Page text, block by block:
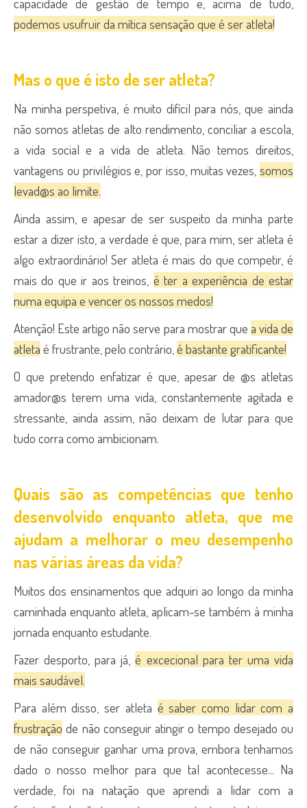
podemos usufruir da mítica sensação que é ser atleta!
Mas o que é isto de ser atleta?
Na minha perspetiva, é muito difícil para nós, que ainda
não somos atletas de alto rendimento, conciliar a escola,
a vida social e a vida de atleta. Não temos direitos,
vantagens ou privilégios e, por isso, muitas vezes, somos
levad@s ao limite.
Ainda assim, e apesar de ser suspeito da minha parte
estar a dizer isto, a verdade é que, para mim, ser atleta é
algo extraordinário! Ser atleta é mais do que competir, é
mais do que ir aos treinos, é ter a experiência de estar
numa equipa e vencer os nossos medos!
Atenção! Este artigo não serve para mostrar que a vida de
atleta é frustrante, pelo contrário, é bastante gratificante!
O que pretendo enfatizar é que, apesar de @s atletas
amador@s terem uma vida, constantemente agitada e
stressante, ainda assim, não deixam de lutar para que
tudo corra como ambicionam.
Quais são as competências que tenho
desenvolvido enquanto atleta, que me
ajudam a melhorar o meu desempenho
nas várias áreas da vida?
Muitos dos ensinamentos que adquiri ao longo da minha
caminhada enquanto atleta, aplicam-se também à minha
jornada enquanto estudante.
Fazer desporto, para já,é excecional para ter uma vida
mais saudável.
Para além disso, ser atleta é saber como lidar com a
frustração de não conseguir atingir o tempo desejado ou
de não conseguir ganhar uma prova, embora tenhamos
dado o nosso melhor para que tal acontecesse... Na
verdade, foi na natação que aprendi a lidar com a